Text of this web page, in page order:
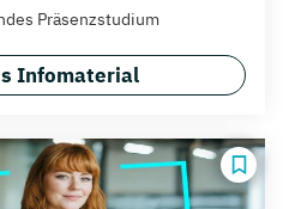
Präsenzstudium
Infomaterial